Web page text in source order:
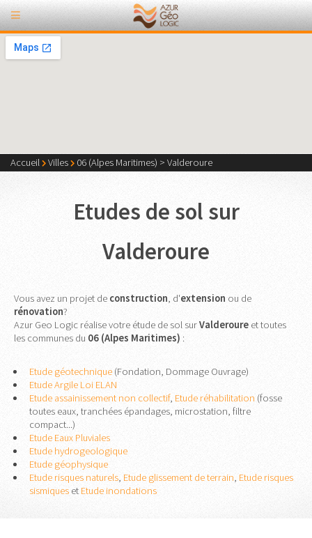
Accueil Villes 06 (Alpes Maritimes) > Valderoure
Etudes de sol sur
Valderoure
Vous avez un projet de construction , d'extension ou de
rénovation?
Azur Geo Logic réalise votre étude de sol surValderoure et toutes
les communes du 06 (Alpes Maritimes) :
Etude géotechnique(Fondation, Dommage Ouvrage)
Etude Argile Loi ELAN
Etude assainissement non collectif, Etude réhabilitation (fosse
toutes eaux, tranchées épandages, microstation, filtre
compact...)
Etude Eaux Pluviales
Etude hydrogeologique
Etude géophysique
Etude risques naturels, Etude glissement de terrain, Etude risques
sismiqueset Etude inondations